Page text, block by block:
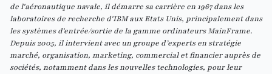
de l'aéronautique navale, il démarre sa carrière en 1967 dans les
laboratoires de recherche d'IBM aux Etats Unis, principalement dans
les systèmes d'entrée/sortie de la gamme ordinateurs MainFrame.
Depuis 2005, il intervient avec un groupe d’experts en stratégie
marché, organisation, marketing, commercial et financier auprès de
sociétés, notamment dans les nouvelles technologies, pour leur